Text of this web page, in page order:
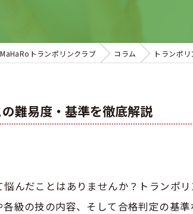
トランポリンクラブ コラム トランポ
難易度・基準を徹底解説
んだことはありませんか？トランポ
級の技の内容、そして合格判定の基